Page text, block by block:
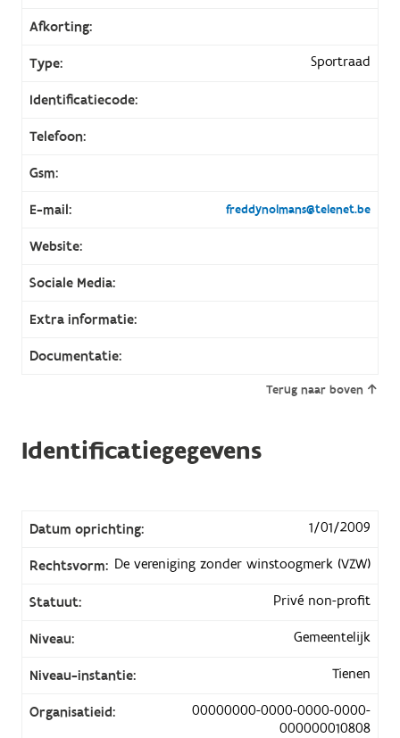
Afkorting:
Type: Sportraad
Identificatiecode:
Telefoon:
Gsm:
E-mail: freddynolmans@telenet.be
Website:
Sociale Media:
Extra informatie:
Documentatie:
Terug naar boven
Identificatiegegevens
Datum oprichting: 1/01/2009
Rechtsvorm: De vereniging zonder winstoogmerk (VZW)
Statuut: Privé non-profit
Niveau: Gemeentelijk
Niveau-instantie: Tienen
Organisatieid:
00000000-0000-0000-0000-
000000010808